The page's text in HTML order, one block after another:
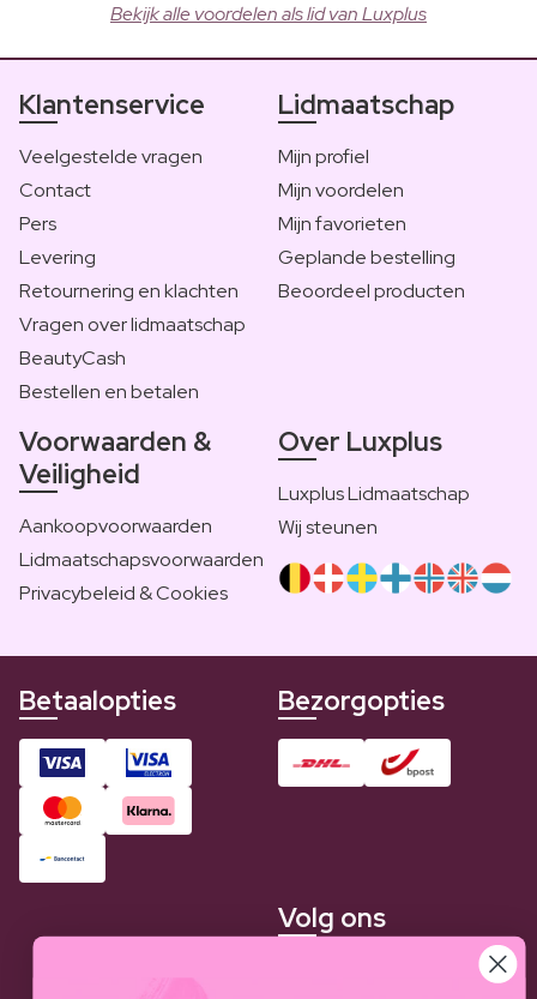
Bekijk alle voordelen als lid van Luxplus
Klantenservice
Veelgestelde vragen
Contact
Pers
Levering
Retournering en klachten
Vragen over lidmaatschap
BeautyCash
Bestellen en betalen
Lidmaatschap
Mijn profiel
Mijn voordelen
Mijn favorieten
Geplande bestelling
Beoordeel producten
Voorwaarden &
Veiligheid
Aankoopvoorwaarden
Lidmaatschapsvoorwaarden
Privacybeleid & Cookies
Over Luxplus
Luxplus Lidmaatschap
Wij steunen
Betaalopties Bezorgopties
Volg ons